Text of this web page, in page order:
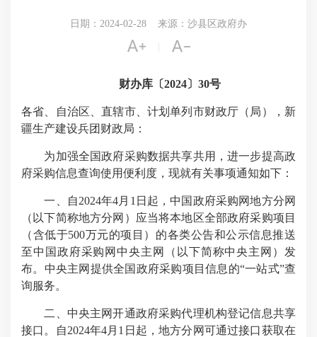
日期：2024-02-28 来源：沙县区政府办
 
财办库〔2024〕30号
各省、自治区、直辖市、计划单列市财政厅（局），新
疆生产建设兵团财政局：
为加强全国政府采购数据共享共用，进一步提高政
府采购信息查询使用便利度，现就有关事项通知如下：
一、自2024年4月1日起，中国政府采购网地方分网
（以下简称地方分网）应当将本地区全部政府采购项目
（含低于500万元的项目）的各类公告和公示信息推送
至中国政府采购网中央主网（以下简称中央主网）发
布。中央主网提供全国政府采购项目信息的“一站式”查
询服务。
二、中央主网开通政府采购代理机构登记信息共享
接口。自2024年4月1日起，地方分网可通过接口获取在